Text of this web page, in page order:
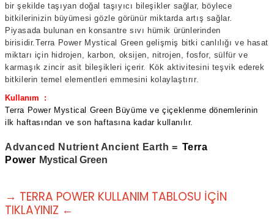
Yorum Yaz Fiyatı Düşünce Haber
bir şekilde taşıyan doğal taşıyıcı bileşikler sağlar, böylece
bitkilerinizin büyümesi gözle görünür miktarda artış sağlar.
Piyasada bulunan en konsantre sıvı hümik ürünlerinden
birisidir.Terra Power Mystical Green gelişmiş bitki canlılığı ve hasat
miktarı için hidrojen, karbon, oksijen, nitrojen, fosfor, sülfür ve
karmaşık zincir asit bileşikleri içerir. Kök aktivitesini teşvik ederek
bitkilerin temel elementleri emmesini kolaylaştırır.
Kullanım :
Terra Power Mystical Green Büyüme ve çiçeklenme dönemlerinin
ilk haftasından ve son haftasına kadar kullanılır.
Advanced Nutrient Ancient Earth = Terra
Power Mystical Green
→ TERRA POWER KULLANIM TABLOSU İÇİN
TIKLAYINIZ ←